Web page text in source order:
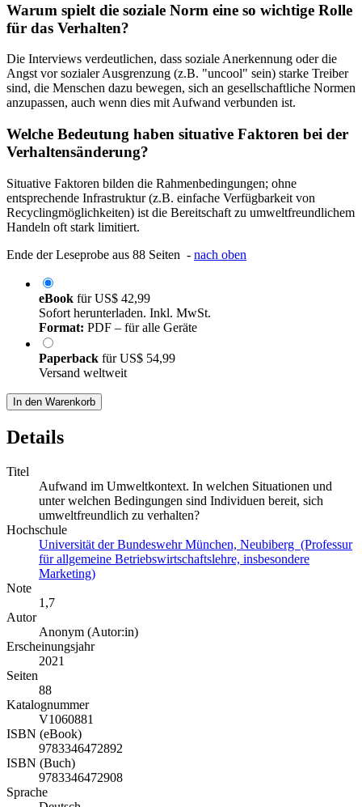
Warum spielt die soziale Norm eine so wichtige Rolle
für das Verhalten?
Die Interviews verdeutlichen, dass soziale Anerkennung oder die
Angst vor sozialer Ausgrenzung (z.B. "uncool" sein) starke Treiber
sind, die Menschen dazu bewegen, sich an gesellschaftliche Normen
anzupassen, auch wenn dies mit Aufwand verbunden ist.
Welche Bedeutung haben situative Faktoren bei der
Verhaltensänderung?
Situative Faktoren bilden die Rahmenbedingungen; ohne
entsprechende Infrastruktur (z.B. einfache Verfügbarkeit von
Recyclingmöglichkeiten) ist die Bereitschaft zu umweltfreundlichem
Handeln oft stark limitiert.
Ende der Leseprobe aus 88 Seiten - nach oben
eBook fürUS$ 42,99
Sofort herunterladen. Inkl. MwSt.
Format: PDF – für alle Geräte
Paperback fürUS$ 54,99
Versand weltweit
In den Warenkorb
Details
Titel
Aufwand im Umweltkontext. In welchen Situationen und
unter welchen Bedingungen sind Individuen bereit, sich
umweltfreundlich zu verhalten?
Hochschule
Universität der Bundeswehr München, Neubiberg (Professur
für allgemeine Betriebswirtschaftslehre, insbesondere
Marketing)
Note
1,7
Autor
Anonym (Autor:in)
Erscheinungsjahr
2021
Seiten
88
Katalognummer
V1060881
ISBN (eBook)
9783346472892
ISBN (Buch)
9783346472908
Sprache